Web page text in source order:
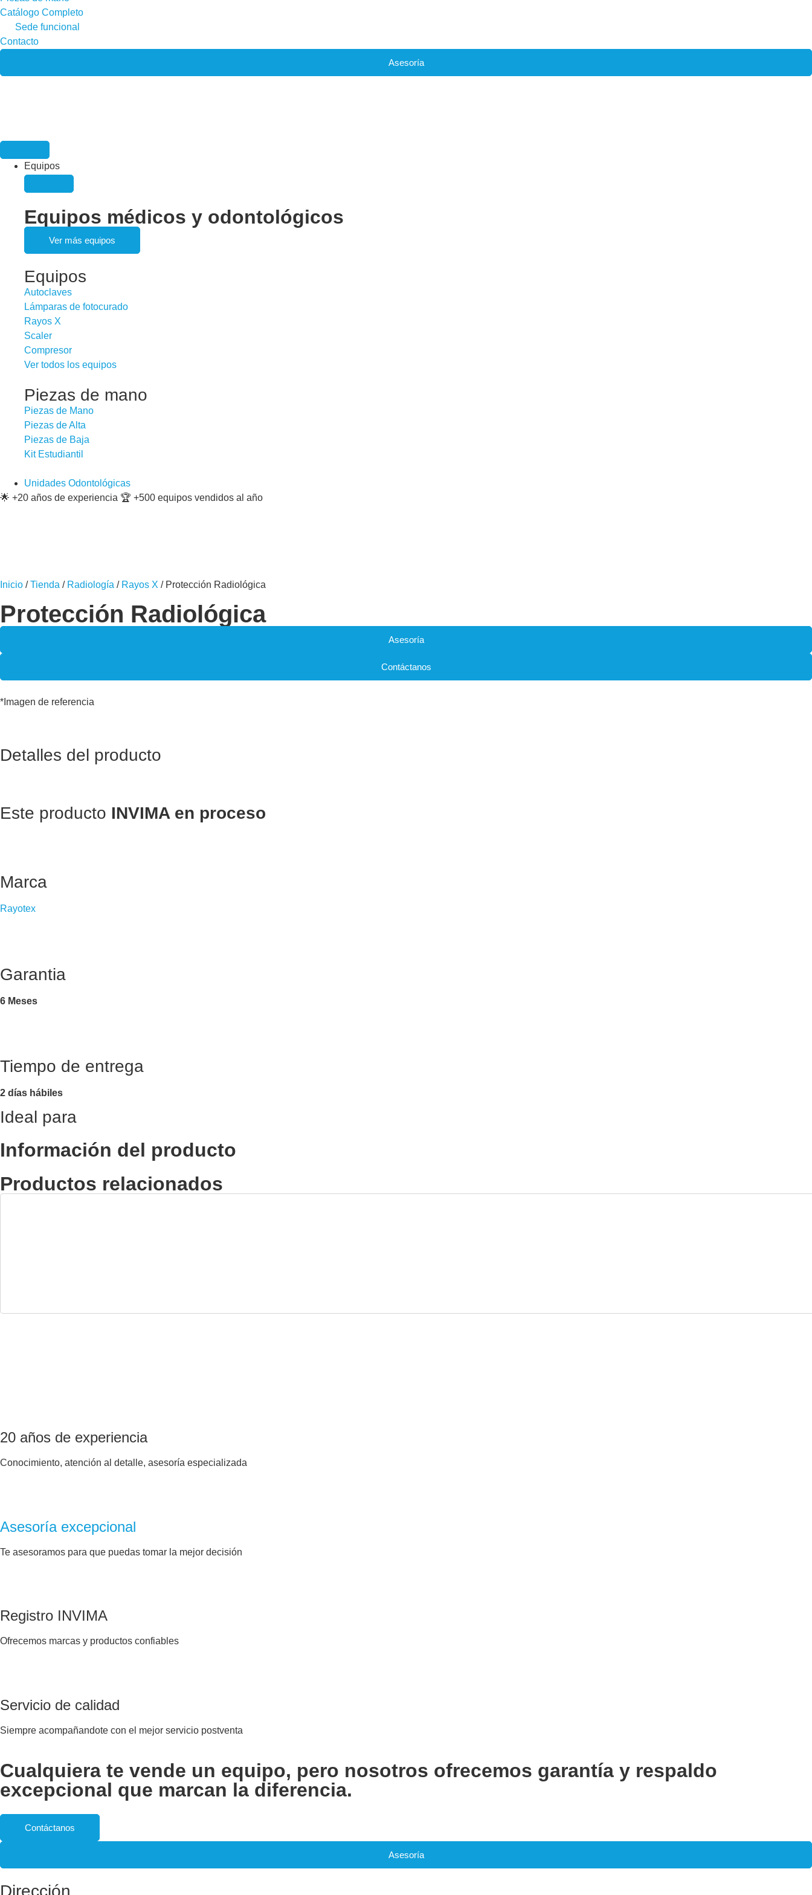
Catálogo Completo
Sede funcional
Contacto
Asesoría
Equipos
Equipos médicos y odontológicos
Ver más equipos
Equipos
Autoclaves
Lámparas de fotocurado
Rayos X
Scaler
Compresor
Ver todos los equipos
Piezas de mano
Piezas de Mano
Piezas de Alta
Piezas de Baja
Kit Estudiantil
Unidades Odontológicas
🌟 +20 años de experiencia 🏆 +500 equipos vendidos al año
Inicio /Tienda / Radiología / Rayos X / Protección Radiológica
Protección Radiológica
Asesoría
Contáctanos
*Imagen de referencia
Detalles del producto
Este producto INVIMA en proceso
Marca
Rayotex
Garantia
6 Meses
Tiempo de entrega
2 días hábiles
Ideal para
Información del producto
Productos relacionados
20 años de experiencia
Conocimiento, atención al detalle, asesoría especializada
Asesoría excepcional
Te asesoramos para que puedas tomar la mejor decisión
Registro INVIMA
Ofrecemos marcas y productos confiables
Servicio de calidad
Siempre acompañandote con el mejor servicio postventa
Cualquiera te vende un equipo, pero nosotros ofrecemos garantía y respaldo
excepcional que marcan la diferencia.
Contáctanos
Asesoría
Dirección